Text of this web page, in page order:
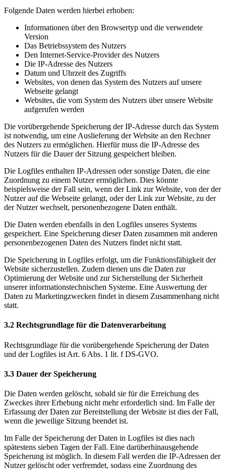
Folgende Daten werden hierbei erhoben:
Informationen über den Browsertyp und die verwendete
Version
Das Betriebssystem des Nutzers
Den Internet-Service-Provider des Nutzers
Die IP-Adresse des Nutzers
Datum und Uhrzeit des Zugriffs
Websites, von denen das System des Nutzers auf unsere
Webseite gelangt
Websites, die vom System des Nutzers über unsere Website
aufgerufen werden
Die vorübergehende Speicherung der IP-Adresse durch das System
ist notwendig, um eine Auslieferung der Website an den Rechner
des Nutzers zu ermöglichen. Hierfür muss die IP-Adresse des
Nutzers für die Dauer der Sitzung gespeichert bleiben.
Die Logfiles enthalten IP-Adressen oder sonstige Daten, die eine
Zuordnung zu einem Nutzer ermöglichen. Dies könnte
beispielsweise der Fall sein, wenn der Link zur Website, von der der
Nutzer auf die Webseite gelangt, oder der Link zur Website, zu der
der Nutzer wechselt, personenbezogene Daten enthält.
Die Daten werden ebenfalls in den Logfiles unseres Systems
gespeichert. Eine Speicherung dieser Daten zusammen mit anderen
personenbezogenen Daten des Nutzers findet nicht statt.
Die Speicherung in Logfiles erfolgt, um die Funktionsfähigkeit der
Website sicherzustellen. Zudem dienen uns die Daten zur
Optimierung der Website und zur Sicherstellung der Sicherheit
unserer informationstechnischen Systeme. Eine Auswertung der
Daten zu Marketingzwecken findet in diesem Zusammenhang nicht
statt.
3.2 Rechtsgrundlage für die Datenverarbeitung
Rechtsgrundlage für die vorübergehende Speicherung der Daten
und der Logfiles ist Art. 6 Abs. 1 lit. f DS-GVO.
3.3 Dauer der Speicherung
Die Daten werden gelöscht, sobald sie für die Erreichung des
Zweckes ihrer Erhebung nicht mehr erforderlich sind. Im Falle der
Erfassung der Daten zur Bereitstellung der Website ist dies der Fall,
wenn die jeweilige Sitzung beendet ist.
Im Falle der Speicherung der Daten in Logfiles ist dies nach
spätestens sieben Tagen der Fall. Eine darüberhinausgehende
Speicherung ist möglich. In diesem Fall werden die IP-Adressen der
Nutzer gelöscht oder verfremdet, sodass eine Zuordnung des